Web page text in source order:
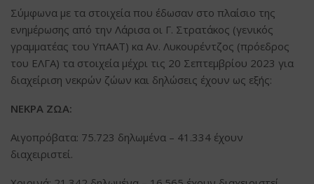
Σύμφωνα με τα στοιχεία που έδωσαν στο πλαίσιο της
ενημέρωσης από την Λάρισα οι Γ. Στρατάκος (γενικός
γραμματέας του ΥπΑΑΤ) κα Αν. Λυκουρέντζος (πρόεδρος
του ΕΛΓΑ) τα στοιχεία μέχρι τις 20 Σεπτεμβρίου 2023 για
διαχείριση νεκρών ζώων και δηλώσεις έχουν ως εξής:
ΝΕΚΡΑ ΖΩΑ:
Αιγοπρόβατα: 75.723 δηλωμένα – 41.334 έχουν
διαχειριστεί.